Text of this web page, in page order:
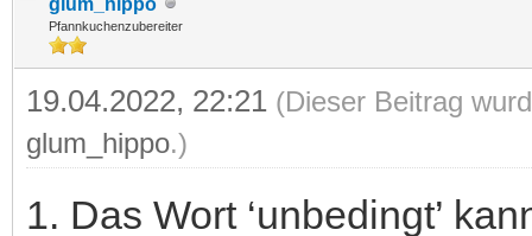
Pfannkuchenzubereiter
19.04.2022, 22:21 (Dieser Beitrag
glum_hippo.)
1. Das Wort ‘unbedingt’